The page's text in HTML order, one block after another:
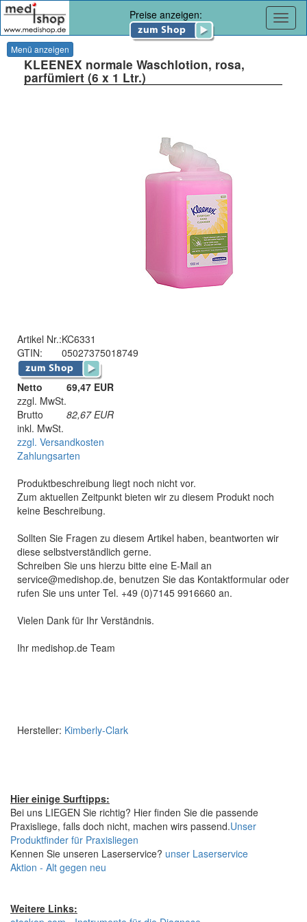
Preise anzeigen:
Menü anzeigen
KLEENEX normale Waschlotion, rosa,
parfümiert (6 x 1 Ltr.)
Artikel Nr.:KC6331
GTIN:
05027375018749
Netto
69,47 EUR
zzgl. MwSt.
Brutto
82,67 EUR
inkl. MwSt.
zzgl. Versandkosten
Zahlungsarten
Produktbeschreibung liegt noch nicht vor.
Zum aktuellen Zeitpunkt bieten wir zu diesem Produkt noch
keine Beschreibung.
Sollten Sie Fragen zu diesem Artikel haben, beantworten wir
diese selbstverständlich gerne.
Schreiben Sie uns hierzu bitte eine E-Mail an
service@medishop.de, benutzen Sie das Kontaktformular oder
rufen Sie uns unter Tel. +49 (0)7145 9916660 an.
Vielen Dank für Ihr Verständnis.
Ihr medishop.de Team
Hersteller: Kimberly-Clark
Hier einige Surftipps:
Bei uns LIEGEN Sie richtig? Hier finden Sie die passende
Praxisliege, falls doch nicht, machen wirs passend.Unser
Produktfinder für Praxisliegen
Kennen Sie unseren Laserservice? unser Laserservice
Aktion - Alt gegen neu
Weitere Links: